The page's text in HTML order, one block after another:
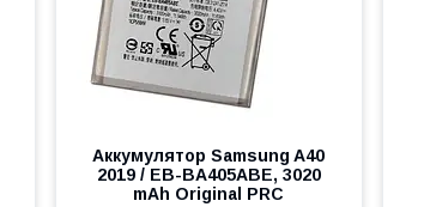
Аккумулятор Samsung A40
2019 / EB-BA405ABE, 3020
mAh Original PRC